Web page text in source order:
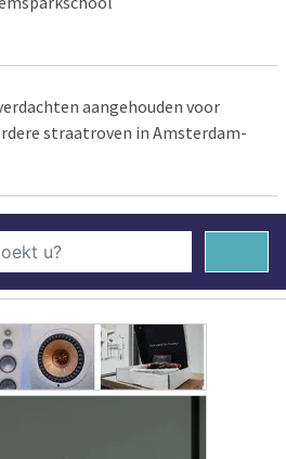
aangehouden voor
straatroven in Amsterdam-